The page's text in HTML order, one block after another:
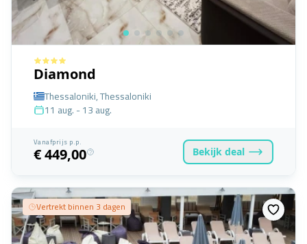
Diamond
Thessaloniki, Thessaloniki
11 aug. - 13 aug.
Vanafprijs p.p.
€ 449,00 Bekijk deal
Vertrekt binnen 3 dagen